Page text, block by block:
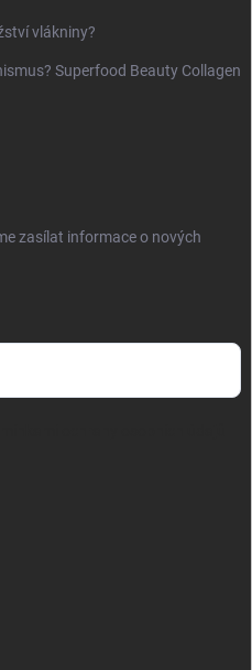
vlákniny?
Superfood Beauty Collagen
zasílat informace o nových